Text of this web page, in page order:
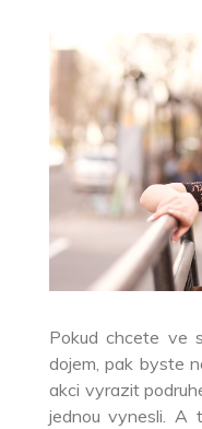
Pokud chcete ve
dojem, pak byste
akci vyrazit
jednou vynesli. A